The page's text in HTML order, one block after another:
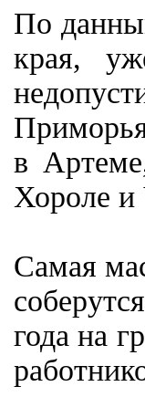
По
края,
в
Хороле и
Самая
года на